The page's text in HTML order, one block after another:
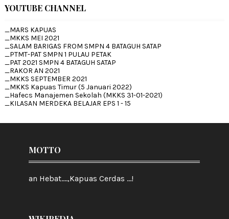
YOUTUBE CHANNEL
_MARS KAPUAS
_MKKS MEI 2021
_SALAM BARIGAS FROM SMPN 4 BATAGUH SATAP
_PTMT-PAT SMPN 1 PULAU PETAK
_PAT 2021 SMPN 4 BATAGUH SATAP
_RAKOR AN 2021
_MKKS SEPTEMBER 2021
_MKKS Kapuas Timur (5 Januari 2022)
_Hafecs Manajemen Sekolah (MKKS 31-01-2021)
_KILASAN MERDEKA BELAJAR EPS 1 - 15
MOTTO
Hebat....,Kapuas Cerdas ...!